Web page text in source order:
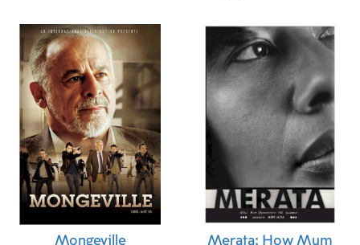
Mongeville Merata: How Mum